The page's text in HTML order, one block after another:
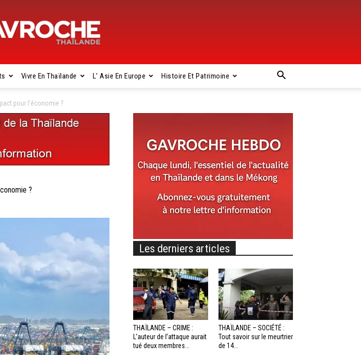
Gavroche
Vivre En Thaïlande L’ Asie En Europe Histoire Et Patrimoine
pour l’économie ?
?
Les derniers articles
THAÏLANDE – CRIME :
L’auteur de l’attaque aurait
tué deux membres...
THAÏLANDE – SOCIÉTÉ :
Tout savoir sur le meurtrier
de 14...